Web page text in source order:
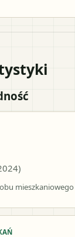
mieszkaniowego